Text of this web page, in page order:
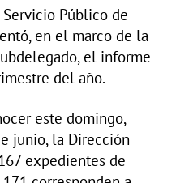
Público de
en el marco de la
el informe
del año.
este domingo,
junio, la Dirección
expedientes de